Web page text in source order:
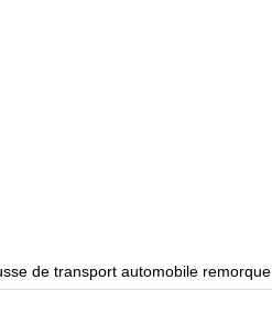
de transport automobile remorque